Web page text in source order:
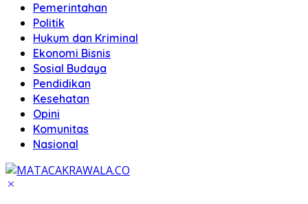
Pemerintahan
Politik
Hukum dan Kriminal
Ekonomi Bisnis
Sosial Budaya
Pendidikan
Kesehatan
Opini
Komunitas
Nasional